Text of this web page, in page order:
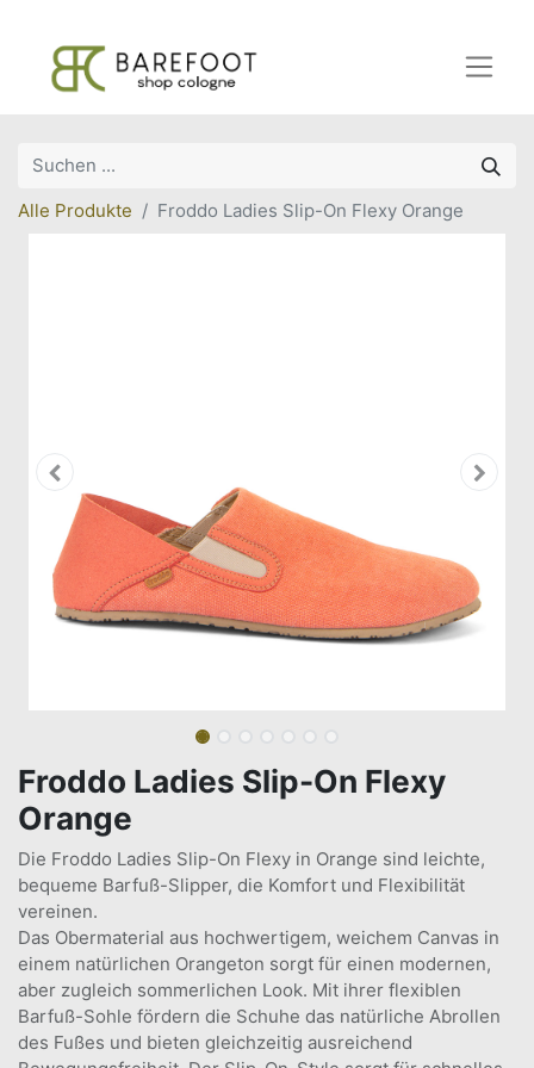
Alle Produkte Froddo Ladies Slip-On Flexy Orange
Froddo Ladies Slip-On Flexy
Orange
Die Froddo Ladies Slip-On Flexy in Orange sind leichte,
bequeme Barfuß-Slipper, die Komfort und Flexibilität
vereinen.
Das Obermaterial aus hochwertigem, weichem Canvas in
einem natürlichen Orangeton sorgt für einen modernen,
aber zugleich sommerlichen Look. Mit ihrer flexiblen
Barfuß-Sohle fördern die Schuhe das natürliche Abrollen
des Fußes und bieten gleichzeitig ausreichend